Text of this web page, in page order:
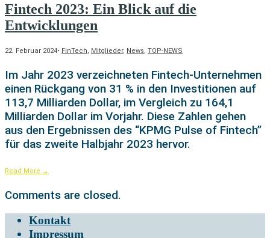
Fintech 2023: Ein Blick auf die
Entwicklungen
22. Februar 2024• FinTech, Mitglieder, News, TOP-NEWS
Im Jahr 2023 verzeichneten Fintech-Unternehmen
einen Rückgang von 31 % in den Investitionen auf
113,7 Milliarden Dollar, im Vergleich zu 164,1
Milliarden Dollar im Vorjahr. Diese Zahlen gehen
aus den Ergebnissen des “KPMG Pulse of Fintech”
für das zweite Halbjahr 2023 hervor.
Read More →
Comments are closed.
Kontakt
Impressum